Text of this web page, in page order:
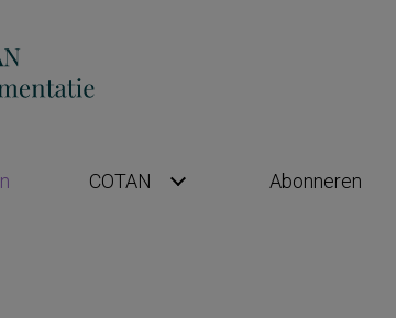
COTAN Abonneren